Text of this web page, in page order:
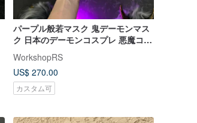
パープル般若マスク 鬼デーモンマス
ク 日本のデーモンコスプレ 悪魔コス
プレマスク
WorkshopRS
US$ 270.00
カスタム可